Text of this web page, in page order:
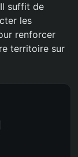
suffit de
les
renforcer
territoire sur